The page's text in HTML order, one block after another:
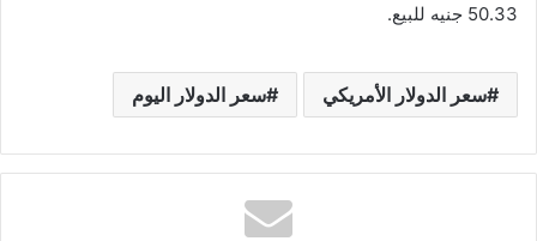
50.33 جنيه للبيع.
سعر الدولار الأمريكي سعر الدولار اليوم